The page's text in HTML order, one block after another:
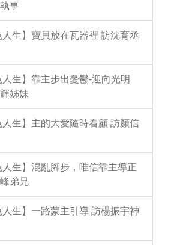
事
生】寶貝放在瓦器裡 訪沈育丞
生】靠主步出憂鬱-迎向光明
姊妹
生】主的大愛隨時看顧 訪顏信
生】混亂腳步，唯信靠主導正
弟兄
生】一路蒙主引導 訪楊振宇神